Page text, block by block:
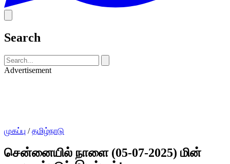
Search
Advertisement
முகப்பு / தமிழ்நாடு
சென்னையில் நாளை (05-07-2025) மின்